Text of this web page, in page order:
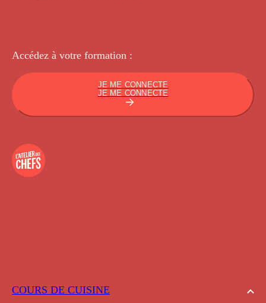
COURS DE CUISINE
Accédez à votre formation :
JE ME CONNECTE
JE ME CONNECTE